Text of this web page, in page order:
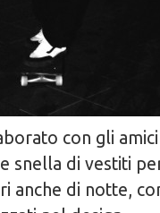
con gli
snella di vestiti
anche di notte,